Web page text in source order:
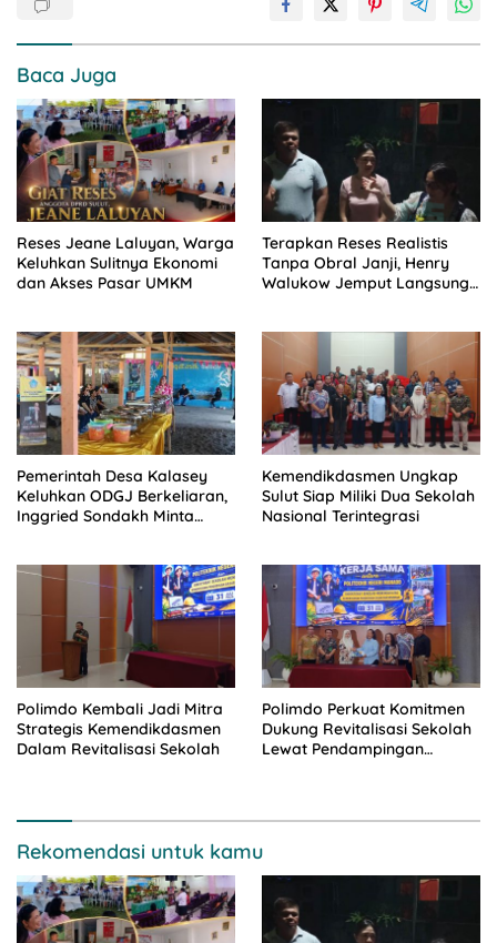
Baca Juga
Reses Jeane Laluyan, Warga
Keluhkan Sulitnya Ekonomi
dan Akses Pasar UMKM
Terapkan Reses Realistis
Tanpa Obral Janji, Henry
Walukow Jemput Langsung
Pemerintah Desa Kalasey
Keluhkan ODGJ Berkeliaran,
Inggried Sondakh Minta
Kemendikdasmen Ungkap
Sulut Siap Miliki Dua Sekolah
Nasional Terintegrasi
Polimdo Kembali Jadi Mitra
Strategis Kemendikdasmen
Dalam Revitalisasi Sekolah
Polimdo Perkuat Komitmen
Dukung Revitalisasi Sekolah
Lewat Pendampingan
Rekomendasi untuk kamu